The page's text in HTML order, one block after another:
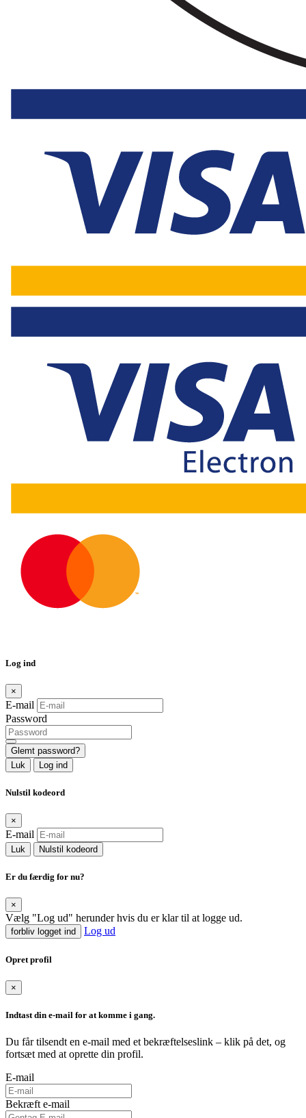
Log ind
×
E-mail
Password
Glemt password?
Luk
Log ind
Nulstil kodeord
×
E-mail
Luk Nulstil kodeord
Er du færdig for nu?
×
Vælg "Log ud" herunder hvis du er klar til at logge ud.
forbliv logget ind Log ud
Opret profil
×
Indtast din e-mail for at komme i gang.
Du får tilsendt en e-mail med et bekræftelseslink – klik på det, og
fortsæt med at oprette din profil.
E-mail
Bekræft e-mail